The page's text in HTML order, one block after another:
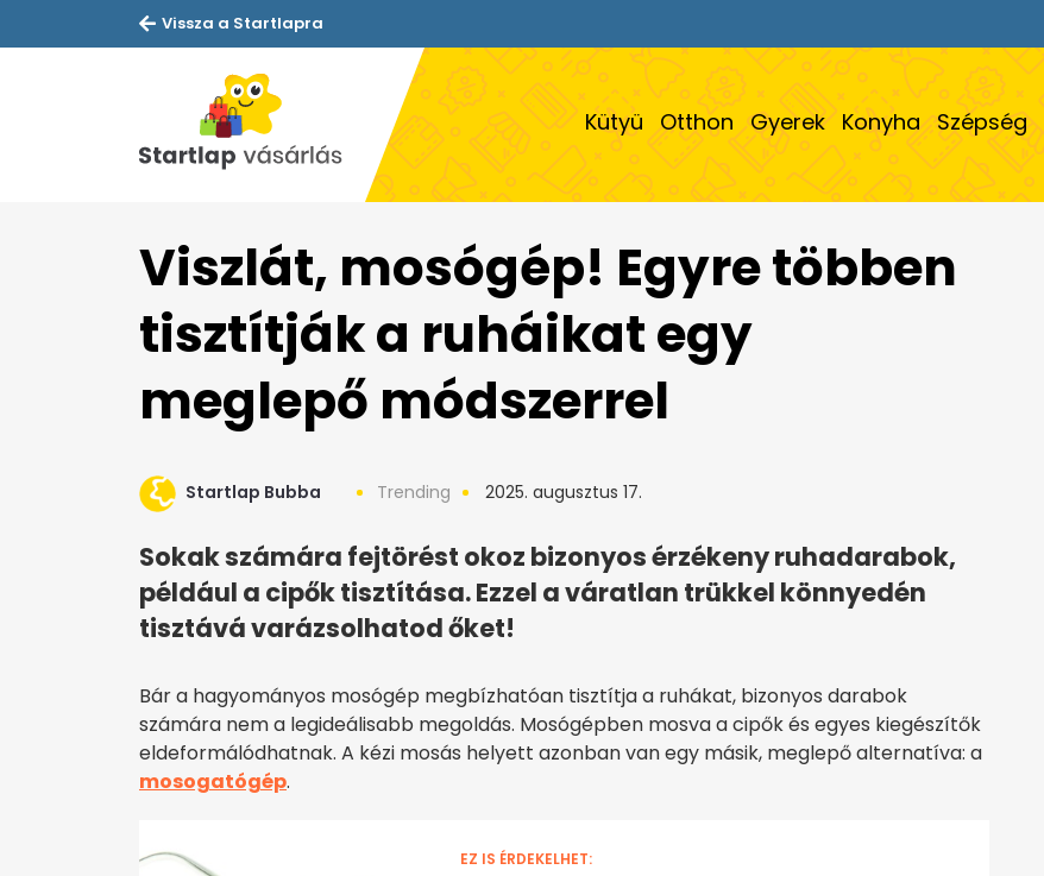
Vissza a Startlapra
Kütyü Otthon Gyerek Konyha Szépség
Viszlát, mosógép! Egyre többen
tisztítják a ruháikat egy
meglepő módszerrel
Startlap Bubba Trending 2025. augusztus 17.
Sokak számára fejtörést okoz bizonyos érzékeny ruhadarabok,
például a cipők tisztítása. Ezzel a váratlan trükkel könnyedén
tisztává varázsolhatod őket!
Bár a hagyományos mosógép megbízhatóan tisztítja a ruhákat, bizonyos darabok
számára nem a legideálisabb megoldás. Mosógépben mosva a cipők és egyes kiegészítők
eldeformálódhatnak. A kézi mosás helyett azonban van egy másik, meglepő alternatíva: a
mosogatógép.
EZ IS ÉRDEKELHET: